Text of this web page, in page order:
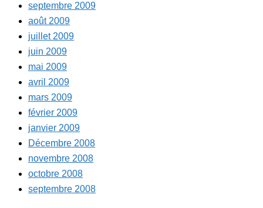
septembre 2009
août 2009
juillet 2009
juin 2009
mai 2009
avril 2009
mars 2009
février 2009
janvier 2009
Décembre 2008
novembre 2008
octobre 2008
septembre 2008